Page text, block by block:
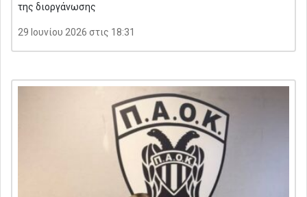
της διοργάνωσης
29 Ιουνίου 2026 στις 18:31